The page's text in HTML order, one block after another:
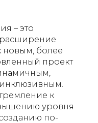
– это
новым, более
проект
к
уровня
по-